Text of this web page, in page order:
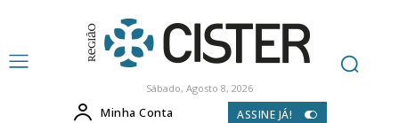
Sábado, Agosto 8, 2026
Minha Conta ASSINE JÁ!